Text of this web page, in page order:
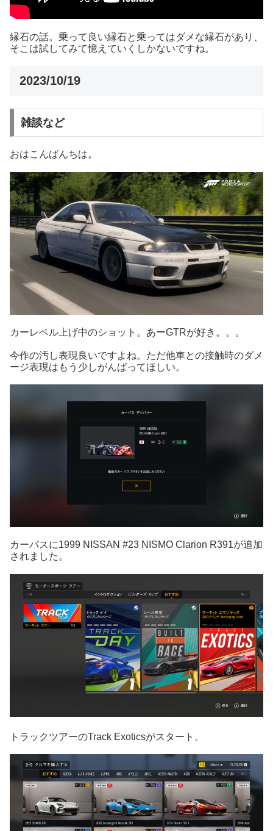
縁石の話。乗って良い縁石と乗ってはダメな縁石があり、
そこは試してみて憶えていくしかないですね。
2023/10/19
雑談など
おはこんばんちは。
カーレベル上げ中のショット。あーGTRが好き。。。
今作の汚し表現良いですよね。ただ他車との接触時のダメ
ージ表現はもう少しがんばってほしい。
カーパスに1999 NISSAN #23 NISMO Clarion R391が追加
されました。
トラックツアーのTrack Exoticsがスタート。